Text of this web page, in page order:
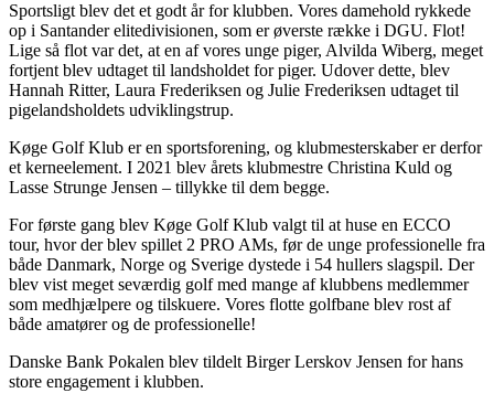
Sportsligt blev det et godt år for klubben. Vores damehold rykkede
op i Santander elitedivisionen, som er øverste række i DGU. Flot!
Lige så flot var det, at en af vores unge piger, Alvilda Wiberg, meget
fortjent blev udtaget til landsholdet for piger. Udover dette, blev
Hannah Ritter, Laura Frederiksen og Julie Frederiksen udtaget til
pigelandsholdets udviklingstrup.
Køge Golf Klub er en sportsforening, og klubmesterskaber er derfor
et kerneelement. I 2021 blev årets klubmestre Christina Kuld og
Lasse Strunge Jensen – tillykke til dem begge.
For første gang blev Køge Golf Klub valgt til at huse en ECCO
tour, hvor der blev spillet 2 PRO AMs, før de unge professionelle fra
både Danmark, Norge og Sverige dystede i 54 hullers slagspil. Der
blev vist meget seværdig golf med mange af klubbens medlemmer
som medhjælpere og tilskuere. Vores flotte golfbane blev rost af
både amatører og de professionelle!
Danske Bank Pokalen blev tildelt Birger Lerskov Jensen for hans
store engagement i klubben.